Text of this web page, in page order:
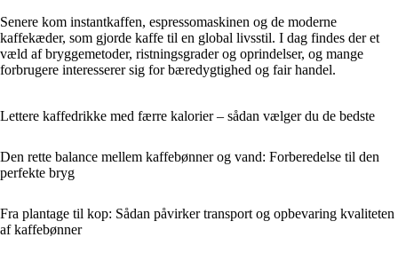
Senere kom instantkaffen, espressomaskinen og de moderne
kaffekæder, som gjorde kaffe til en global livsstil. I dag findes der et
væld af bryggemetoder, ristningsgrader og oprindelser, og mange
forbrugere interesserer sig for bæredygtighed og fair handel.
Lettere kaffedrikke med færre kalorier – sådan vælger du de bedste
Den rette balance mellem kaffebønner og vand: Forberedelse til den
perfekte bryg
Fra plantage til kop: Sådan påvirker transport og opbevaring kvaliteten
af kaffebønner